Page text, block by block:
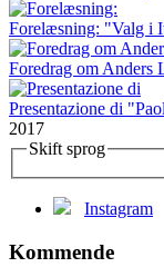
Forelæsning: "Valg i
Foredrag om Anders
Presentazione di
2017
Skift sprog
Instagram
Kommende